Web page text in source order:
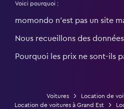
Voici pourquoi :
momondo n'est pas un site
Nous recueillons des
Pourquoi les prix ne sont-ils
Voitures
Location de
Location de voitures à Grand Est